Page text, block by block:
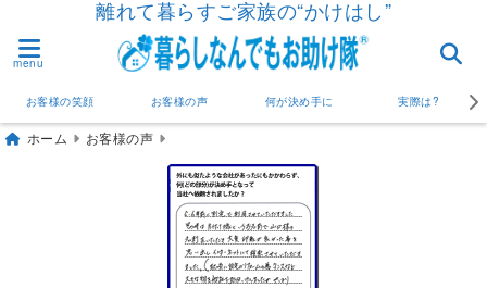
離れて暮らすご家族の“かけはし”
menu
お客様の笑顔 お客様の声 何が決め手に 実際は?
ホーム お客様の声